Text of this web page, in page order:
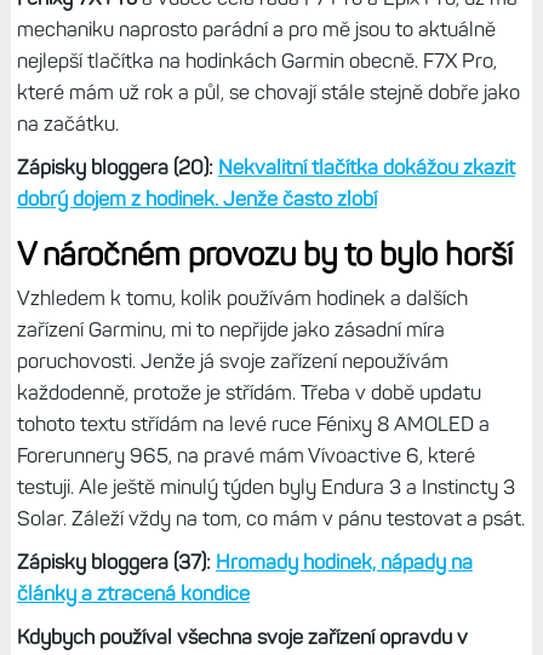
zadrhnulo v pozici zmáčknuto, takže chod se výrazně
zkrátil a zcela zmizela jakákoliv odezva. Na optimální chod
tlačítek jsem docela pes a když každé tlačítko jde jinak,
tak mi to fakt vadí. Docela hrůza je to na mých FR 255,
zejména tlačítko Dolů nedomáčknu.
Čili u Epixů to nebyla nějaká zásadní vada, která by
znemožňovala hodinky používat, ale když už za ně člověk
dá 22 tisíc, tak má určitá očekávání.Nutno říct, že takové
Fénixy 7X Proa vůbec celá řada F7 Pro a Epix Pro, už má
mechaniku naprosto parádní a pro mě jsou to aktuálně
nejlepší tlačítka na hodinkách Garmin obecně. F7X Pro,
které mám už rok a půl, se chovají stále stejně dobře jako
na začátku.
Zápisky bloggera (20):Nekvalitní tlačítka dokážou zkazit
dobrý dojem z hodinek. Jenže často zlobí
V náročném provozu by to bylo horší
Vzhledem k tomu, kolik používám hodinek a dalších
zařízení Garminu, mi to nepřijde jako zásadní míra